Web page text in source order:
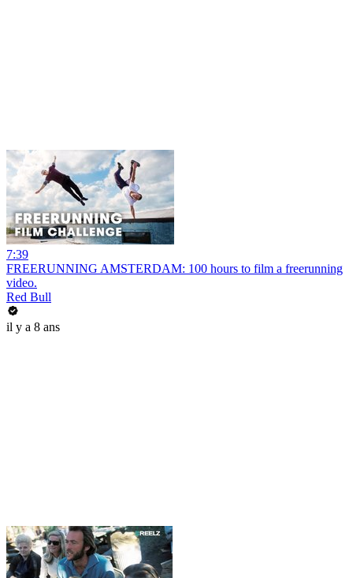
7:39
FREERUNNING AMSTERDAM: 100 hours to film a freerunning
video.
Red Bull
il y a 8 ans